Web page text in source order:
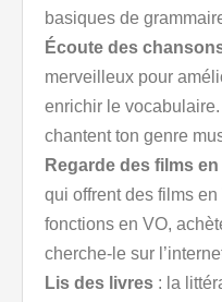
basiques de
Écoute des
merveilleux pour
enrichir le
chantent ton genre
Regarde des films en
qui offrent des films en
fonctions en VO,
cherche-le sur
Lis des livres : la